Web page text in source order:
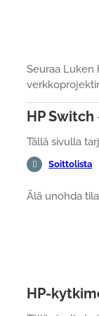
Seuraa Luken
HP
Tällä sivulla
Soittolista
Älä unohda
HP-